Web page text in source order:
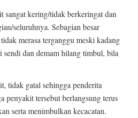
sangat kering/tidak berkeringat dan
seluruhnya. Sebagian besar
merasa terganggu meski kadang
sendi dan demam hilang timbul, bila
tidak gatal sehingga penderita
penyakit tersebut berlangsung terus
serta menimbulkan kecacatan.